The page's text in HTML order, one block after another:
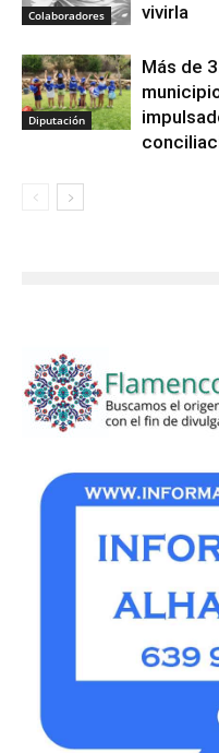
Colaboradores
vivirla
Diputación
Más de